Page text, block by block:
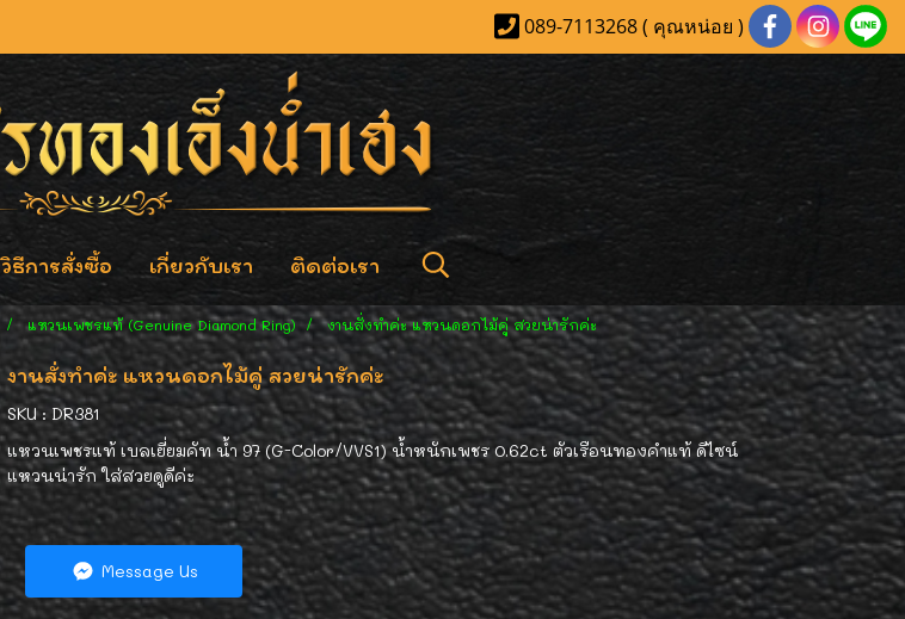
089-7113268 ( คุณหน่อย )
วิธีการสั่งซื้อ เกี่ยวกับเรา ติดต่อเรา
แหวนเพชรแท้ (Genuine Diamond Ring) งานสั่งทำค่ะ แหวนดอกไม้คู่ สวยน่ารักค่ะ
งานสั่งทำค่ะ แหวนดอกไม้คู่ สวยน่ารักค่ะ
SKU : DR381
แหวนเพชรแท้ เบลเยี่ยมคัท น้ำ 97 (G-Color/VVS1) น้ำหนักเพชร 0.62ct ตัวเรือนทองคำแท้ ดีไซน์
แหวนน่ารัก ใส่สวยดูดีค่ะ
Message Us